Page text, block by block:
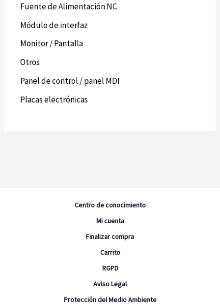
Fuente de Alimentación NC
Módulo de interfaz
Monitor / Pantalla
Otros
Panel de control / panel MDI
Placas electrónicas
Centro de conocimiento
Mi cuenta
Finalizar compra
Carrito
RGPD
Aviso Legal
Protección del Medio Ambiente